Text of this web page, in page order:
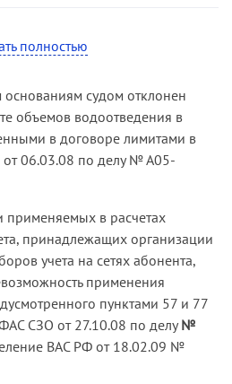
к неосновательному
услуг за
согласно тарифам, по
услуги
по договору.
пришел к выводу, что
письма
Российской
и жилищно-
комплексу от 14.10.99
порядок
нормы права,
случае пункта 57 Правил,
между организацией
и принять новый
поскольку в спорный период
на объекте ответчика не
то объем хозяйственно-
Институту,
в соответствии с
дела,
организация)
заключили договор на
услуг по
отпуску
воды и приему
(далее — договор).
полностью
судом отклонен
объемов водоотведения в
в договоре лимитами в
06.03.08 по делу № А05-
применяемых в расчетах
принадлежащих организации
учета на сетях абонента,
применения
пунктами 57 и 77
СЗО от 27.10.08 по делу№
ВАС РФ от 18.02.09 №